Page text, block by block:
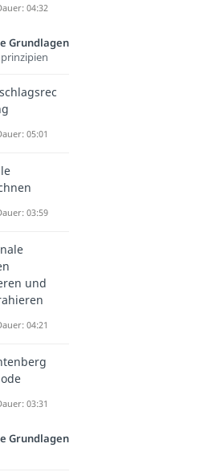
04:32
Grundlagen
05:01
03:59
und
04:21
03:31
Grundlagen